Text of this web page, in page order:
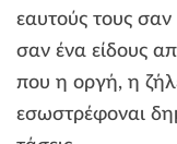
εαυτούς τους σαν
σαν ένα είδους
που η οργή, η
εσωστρέφοναι